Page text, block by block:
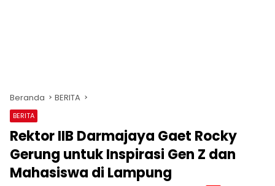
Beranda BERITA
BERITA
Rektor IIB Darmajaya Gaet Rocky
Gerung untuk Inspirasi Gen Z dan
Mahasiswa di Lampung